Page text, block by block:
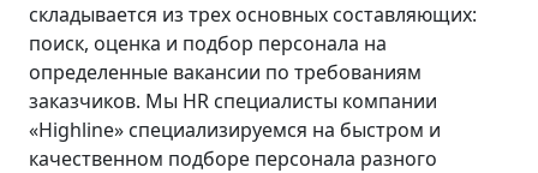
складывается из трех основных составляющих:
поиск, оценка и подбор персонала на
определенные вакансии по требованиям
заказчиков. Мы HR специалисты компании
«Highline» специализируемся на быстром и
качественном подборе персонала разного